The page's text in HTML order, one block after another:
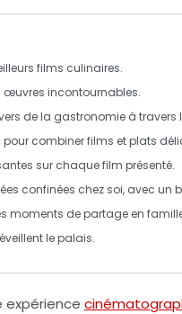
films culinaires.
œuvres incontournables.
de la gastronomie à travers
pour combiner films et plats
sur chaquefilm présenté.
confinées chez soi, avec un
moments de partage en
lepalais.
expérience